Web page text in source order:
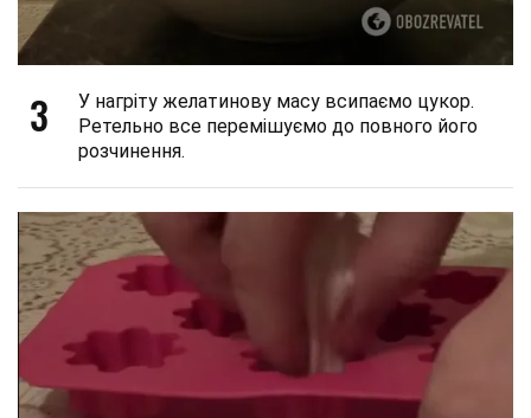
3
У нагріту желатинову масу всипаємо цукор.
Ретельно все перемішуємо до повного його
розчинення.